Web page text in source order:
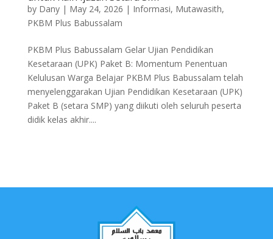
by Dany| May 24, 2026 | Informasi, Mutawasith,
PKBM Plus Babussalam
PKBM Plus Babussalam Gelar Ujian Pendidikan
Kesetaraan (UPK) Paket B: Momentum Penentuan
Kelulusan Warga Belajar PKBM Plus Babussalam telah
menyelenggarakan Ujian Pendidikan Kesetaraan (UPK)
Paket B (setara SMP) yang diikuti oleh seluruh peserta
didik kelas akhir....